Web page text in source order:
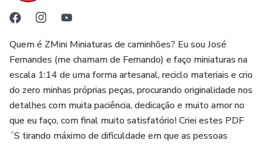
Quem é ZMini Miniaturas de caminhões? Eu sou José
Fernandes (me chamam de Fernando) e faço miniaturas na
escala 1:14 de uma forma artesanal, reciclo materiais e crio
do zero minhas próprias peças, procurando originalidade nos
detalhes com muita paciência, dedicação e muito amor no
que eu faço, com final muito satisfatório! Criei estes PDF
´S tirando máximo de dificuldade em que as pessoas